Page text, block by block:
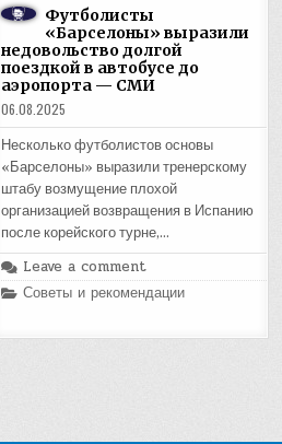
Футболисты
«Барселоны» выразили
недовольство долгой
поездкой в автобусе до
аэропорта — СМИ
06.08.2025
Несколько футболистов основы
«Барселоны» выразили тренерскому
штабу возмущение плохой
организацией возвращения в Испанию
после корейского турне,…
Leave a comment
Posted
Советы и рекомендации